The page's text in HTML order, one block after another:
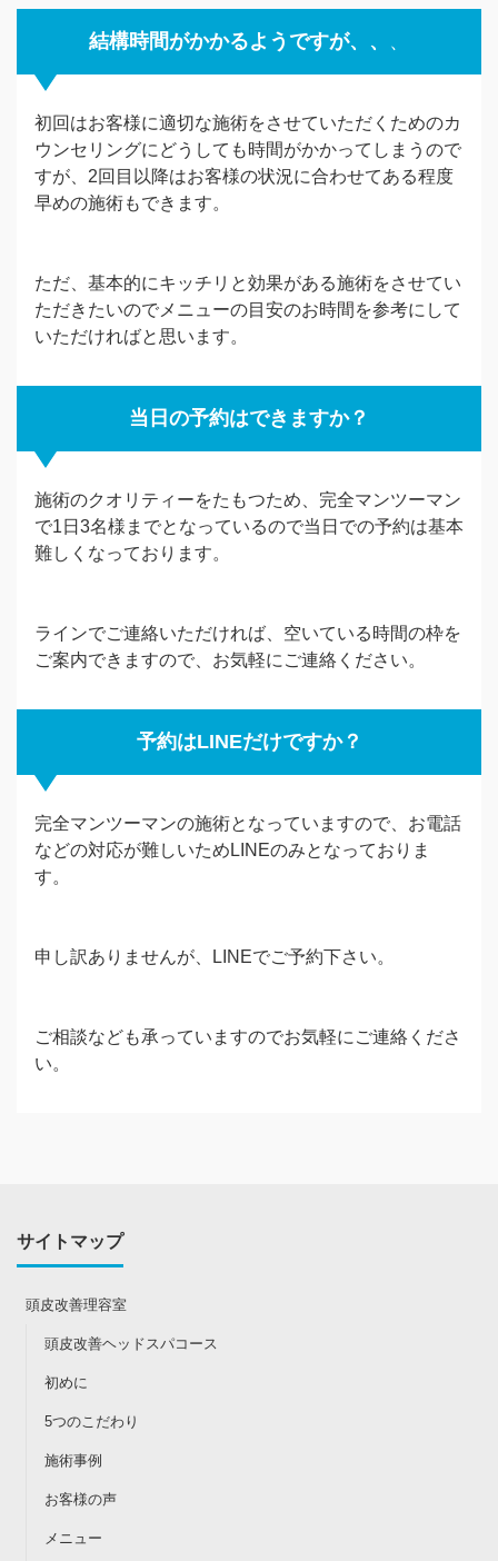
結構時間がかかるようですが、、 、
初回はお客様に適切な施術をさせていただくためのカ
ウンセリングにどうしても時間がかかってしまうので
すが、2回目以降はお客様の状況に合わせてある程度
早めの施術もできます。
ただ、基本的にキッチリと効果がある施術をさせてい
ただきたいのでメニューの目安のお時間を参考にして
いただければと思います。
当日の予約はできますか？
施術のクオリティーをたもつため、完全マンツーマン
で1日3名様までとなっているので当日での予約は基本
難しくなっております。
ラインでご連絡いただければ、空いている時間の枠を
ご案内できますので、お気軽にご連絡ください。
予約はLINEだけですか？
完全マンツーマンの施術となっていますので、お電話
などの対応が難しいためLINEのみとなっておりま
す。
申し訳ありませんが、LINEでご予約下さい。
ご相談なども承っていますのでお気軽にご連絡くださ
い。
サイトマップ
頭皮改善理容室
頭皮改善ヘッドスパコース
初めに
5つのこだわり
施術事例
お客様の声
メニュー